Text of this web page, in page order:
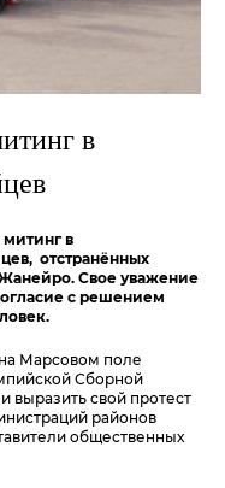
в
митинг в
отстранённых
Свое уважение
с решением
на Марсовом поле
Сборной
выразить свой протест
районов
общественных